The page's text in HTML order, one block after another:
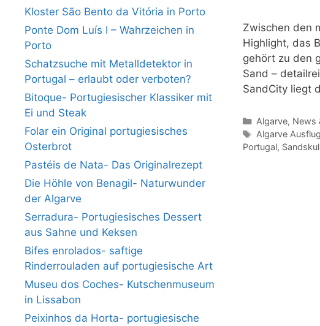
Zwischen den
Highlight, das
gehört zu den
Sand –
SandCity liegt
Kategorien
Algarve, News
Schlagwörter
Algarve
Portugal,
Kloster São Bento da Vitória in Porto
Ponte Dom Luís I – Wahrzeichen in
Porto
Schatzsuche mit Metalldetektor in
Portugal – erlaubt oder verboten?
Bitoque- Portugiesischer Klassiker mit
Ei und Steak
Folar ein Original portugiesisches
Osterbrot
Pastéis de Nata- Das Originalrezept
Die Höhle von Benagil- Naturwunder
der Algarve
Serradura- Portugiesisches Dessert
aus Sahne und Keksen
Bifes enrolados- saftige
Rinderrouladen auf portugiesische Art
Museu dos Coches- Kutschenmuseum
in Lissabon
Peixinhos da Horta- portugiesische